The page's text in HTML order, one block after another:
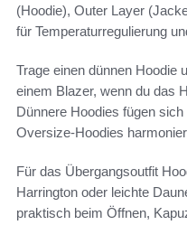
(Hoodie), Outer Layer
für Temperaturregulierung
Trage einen dünnen Hoodie
einem Blazer, wenn du das
Dünnere Hoodies fügen
Oversize-Hoodies
Für das Übergangsoutfit
Harrington oder leichte
praktisch beim Öffnen,